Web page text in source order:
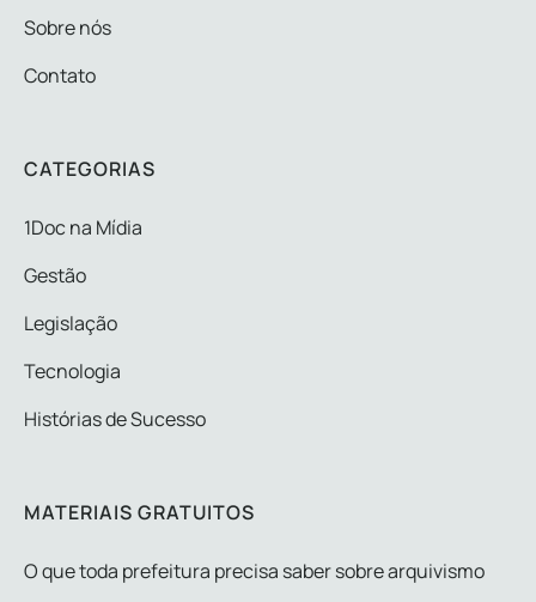
Sobre nós
Contato
CATEGORIAS
1Doc na Mídia
Gestão
Legislação
Tecnologia
Histórias de Sucesso
MATERIAIS GRATUITOS
O que toda prefeitura precisa saber sobre arquivismo